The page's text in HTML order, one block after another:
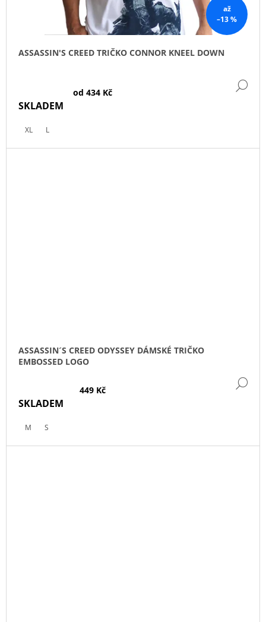
až
–13 %
ASSASSIN'S CREED TRIČKO CONNOR KNEEL DOWN
od434 Kč
SKLADEM
XL L
ASSASSIN´S CREED ODYSSEY DÁMSKÉ TRIČKO
EMBOSSED LOGO
449 Kč
SKLADEM
M S